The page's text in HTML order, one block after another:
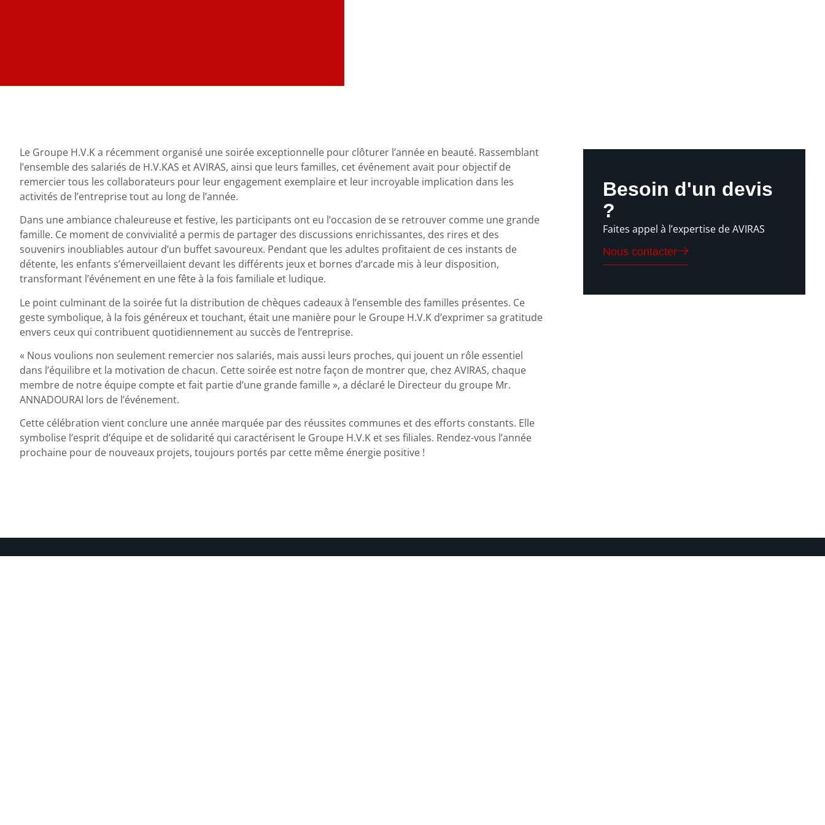
Le Groupe H.V.K a récemment organisé une soirée exceptionnelle pour clôturer l’année en beauté. Rassemblant
l’ensemble des salariés de H.V.KAS et AVIRAS, ainsi que leurs familles, cet événement avait pour objectif de
remercier tous les collaborateurs pour leur engagement exemplaire et leur incroyable implication dans les
activités de l’entreprise tout au long de l’année.
Dans une ambiance chaleureuse et festive, les participants ont eu l’occasion de se retrouver comme une grande
famille. Ce moment de convivialité a permis de partager des discussions enrichissantes, des rires et des
souvenirs inoubliables autour d’un buffet savoureux. Pendant que les adultes profitaient de ces instants de
détente, les enfants s’émerveillaient devant les différents jeux et bornes d’arcade mis à leur disposition,
transformant l’événement en une fête à la fois familiale et ludique.
Le point culminant de la soirée fut la distribution de chèques cadeaux à l’ensemble des familles présentes. Ce
geste symbolique, à la fois généreux et touchant, était une manière pour le Groupe H.V.K d’exprimer sa gratitude
envers ceux qui contribuent quotidiennement au succès de l’entreprise.
« Nous voulions non seulement remercier nos salariés, mais aussi leurs proches, qui jouent un rôle essentiel
dans l’équilibre et la motivation de chacun. Cette soirée est notre façon de montrer que, chez AVIRAS, chaque
membre de notre équipe compte et fait partie d’une grande famille », a déclaré le Directeur du groupe Mr.
ANNADOURAI lors de l’événement.
Cette célébration vient conclure une année marquée par des réussites communes et des efforts constants. Elle
symbolise l’esprit d’équipe et de solidarité qui caractérisent le Groupe H.V.K et ses filiales. Rendez-vous l’année
prochaine pour de nouveaux projets, toujours portés par cette même énergie positive !
Besoin d'un devis
?
Faites appel à l’expertise de AVIRAS
Nous contacter